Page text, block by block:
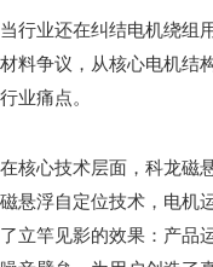
当行业还在纠结电机绕组
材料争议，从核心电机结
行业痛点。
在核心技术层面，科龙磁
磁悬浮自定位技术，电机
了立竿见影的效果：产品